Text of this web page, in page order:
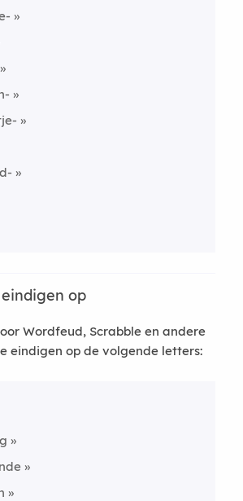
op
Wordfeud, Scrabble en andere
eindigen op de volgende letters: